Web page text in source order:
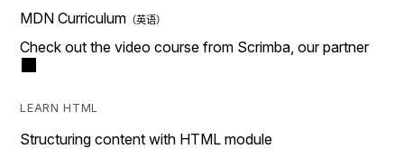
MDN Curriculum
Check out the video course from Scrimba, our partner
LEARN HTML
Structuring content with HTML module